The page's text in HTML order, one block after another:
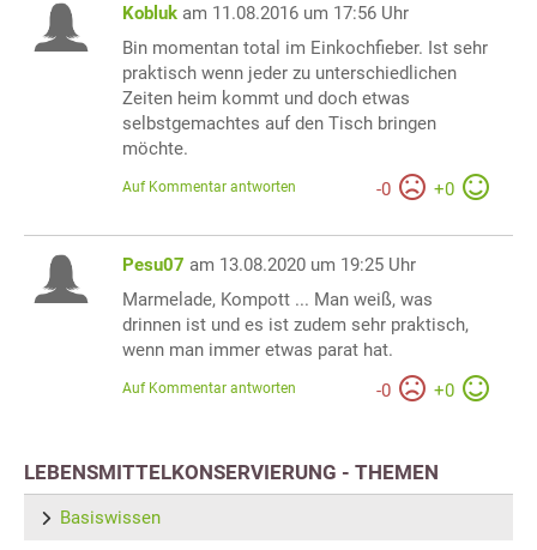
Kobluk am 11.08.2016 um 17:56 Uhr
Bin momentan total im Einkochfieber. Ist sehr
praktisch wenn jeder zu unterschiedlichen
Zeiten heim kommt und doch etwas
selbstgemachtes auf den Tisch bringen
möchte.
-0 +0
Auf Kommentar antworten
Pesu07 am 13.08.2020 um 19:25 Uhr
Marmelade, Kompott ... Man weiß, was
drinnen ist und es ist zudem sehr praktisch,
wenn man immer etwas parat hat.
-0 +0
Auf Kommentar antworten
LEBENSMITTELKONSERVIERUNG - THEMEN
Basiswissen